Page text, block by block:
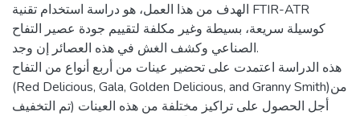
الهدف من هذا العمل، هو دراسة استخدام تقنية FTIR-ATR
كوسيلة سريعة، بسيطة وغير مكلفة لتقييم جودة عصير التفاح
الصناعي وكشف الغش في هذه العصائر إن وجد.
هذه الدراسة اعتمدت على تحضير عينات من أربع أنواع من التفاح
(Red Delicious, Gala, Golden Delicious, and Granny Smith)من
أجل الحصول على تراكيز مختلفة من هذه العينات (تم التخفيف